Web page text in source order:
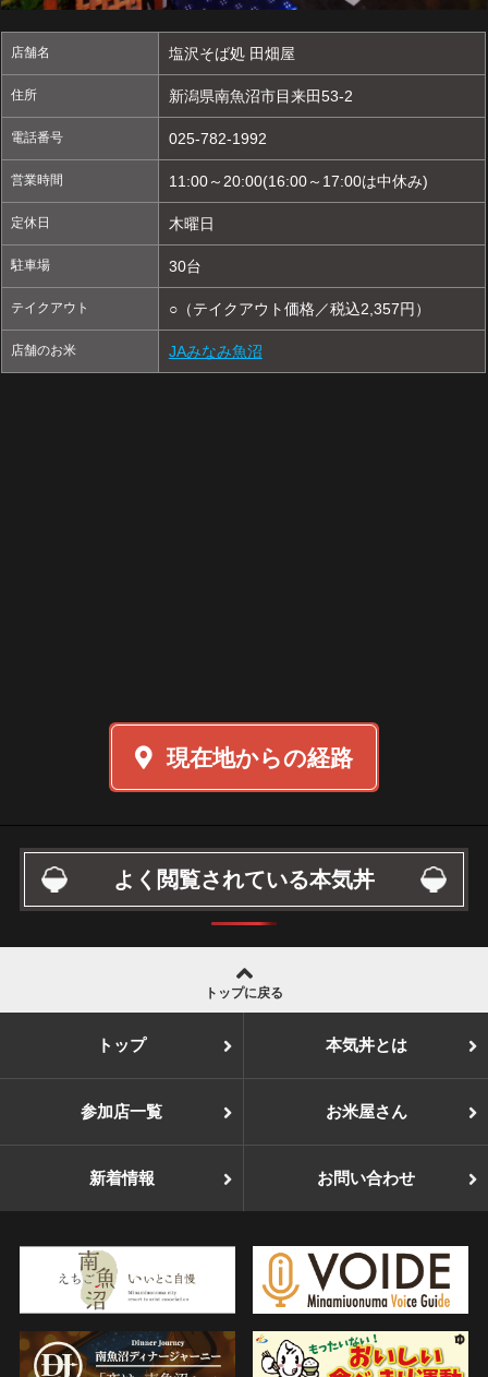
店舗名 塩沢そば処 田畑屋
住所 新潟県南魚沼市目来田53-2
電話番号 025-782-1992
営業時間 11:00～20:00(16:00～17:00は中休み)
定休日 木曜日
駐車場 30台
テイクアウト ○（テイクアウト価格／税込2,357円）
店舗のお米 JAみなみ魚沼
現在地からの経路
よく閲覧されている本気丼
トップに戻る
トップ 本気丼とは
参加店一覧 お米屋さん
新着情報 お問い合わせ